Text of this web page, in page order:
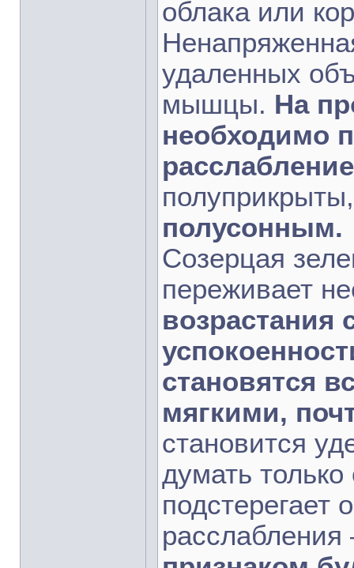
облака или
удаленных
мышцы. На
необходимо
расслабление
полусонным.
Созерцая
переживает
возрастания
становятся
мягкими,
становится
думать
подстерегает